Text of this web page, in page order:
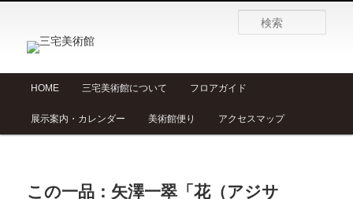
索
メ
メ
イ
サ
ブ
HOME 三宅美術館について フロアガイド
展示案内・カレンダー 美術館便り アクセスマップ
この一品：矢澤一翠「花（アジサ